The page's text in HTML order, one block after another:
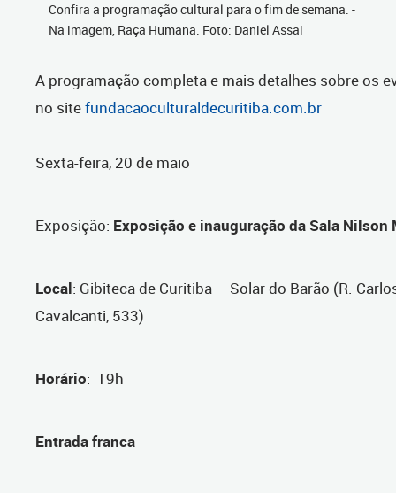
Confira a programação cultural para o fim de semana. -
Na imagem, Raça Humana. Foto: Daniel Assai
A programação completa e mais detalhes sobre os
no sitefundacaoculturaldecuritiba.com.br
Sexta-feira, 20 de maio
Exposição: Exposição e inauguração da Sala Nilson
Local: Gibiteca de Curitiba – Solar do Barão (R.
Cavalcanti, 533)
Horário: 19h
Entrada franca